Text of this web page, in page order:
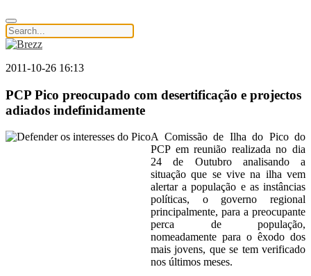
2011-10-26 16:13
PCP Pico preocupado com desertificação e projectos
adiados indefinidamente
A Comissão de Ilha do Pico do
PCP em reunião realizada no dia
24 de Outubro analisando a
situação que se vive na ilha vem
alertar a população e as instâncias
políticas, o governo regional
principalmente, para a preocupante
perca de população,
nomeadamente para o êxodo dos
mais jovens, que se tem verificado
nos últimos meses.